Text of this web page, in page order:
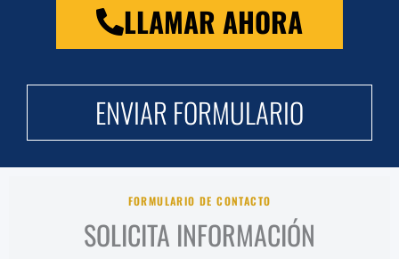
LLAMAR AHORA
ENVIAR FORMULARIO
FORMULARIO DE CONTACTO
SOLICITA INFORMACIÓN